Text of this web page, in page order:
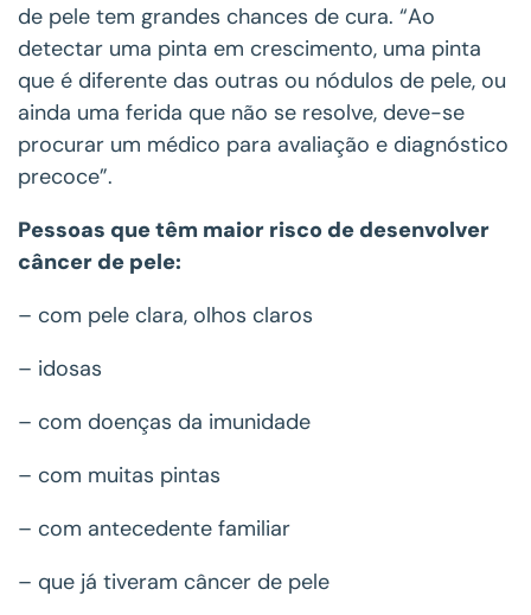
de pele tem grandes chances de cura. “Ao
detectar uma pinta em crescimento, uma pinta
que é diferente das outras ou nódulos de pele, ou
ainda uma ferida que não se resolve, deve-se
procurar um médico para avaliação e diagnóstico
precoce”.
Pessoas que têm maior risco de desenvolver
câncer de pele:
– com pele clara, olhos claros
– idosas
– com doenças da imunidade
– com muitas pintas
– com antecedente familiar
– que já tiveram câncer de pele